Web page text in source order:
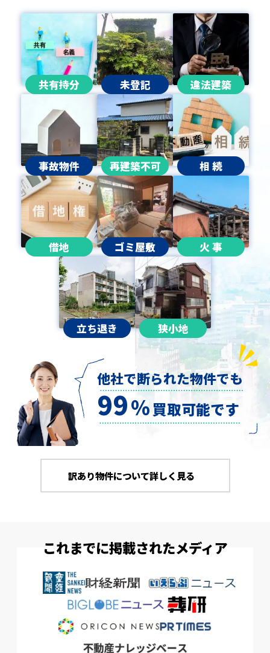
共有持分 未登記 違法建築
事故物件 再建築不可 相 続
借地 ゴミ屋敷 火 事
立ち退き 狭小地
他社で断られた物件でも
99％ 買取可能です
訳あり物件について詳しく見る
これまでに掲載されたメディア